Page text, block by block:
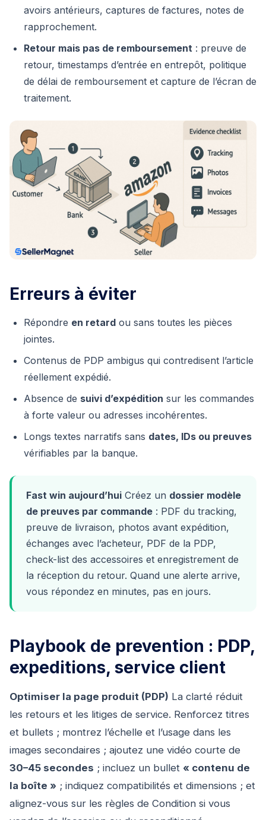
avoirs antérieurs, captures de factures, notes de
rapprochement.
Retour mais pas de remboursement : preuve de
retour, timestamps d’entrée en entrepôt, politique
de délai de remboursement et capture de l’écran de
traitement.
Erreurs à éviter
Répondre en retard ou sans toutes les pièces
jointes.
Contenus de PDP ambigus qui contredisent l’article
réellement expédié.
Absence de suivi d’expédition sur les commandes
à forte valeur ou adresses incohérentes.
Longs textes narratifs sans dates, IDs ou preuves
vérifiables par la banque.
Fast win aujourd’hui Créez un dossier modèle
de preuves par commande : PDF du tracking,
preuve de livraison, photos avant expédition,
échanges avec l’acheteur, PDF de la PDP,
check-list des accessoires et enregistrement de
la réception du retour. Quand une alerte arrive,
vous répondez en minutes, pas en jours.
Playbook de prevention : PDP,
expeditions, service client
Optimiser la page produit (PDP) La clarté réduit
les retours et les litiges de service. Renforcez titres
et bullets ; montrez l’échelle et l’usage dans les
images secondaires ; ajoutez une vidéo courte de
30–45 secondes ; incluez un bullet « contenu de
la boîte » ; indiquez compatibilités et dimensions ; et
alignez-vous sur les règles de Condition si vous